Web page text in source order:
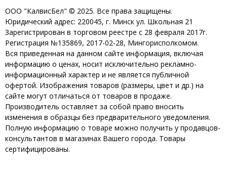
ООО "КалвисБел" © 2025. Все права защищены.
Юридический адрес: 220045, г. Минск ул. Школьная 21
Зарегистрирован в торговом реестре с 28 февраля 2017г.
Регистрация №135869, 2017-02-28, Мингорисполкомом.
Вся приведенная на данном сайте информация, включая
информацию о ценах, носит исключительно рекламно-
информационный характер и не является публичной
офертой. Изображения товаров (размеры, цвет и др.) на
сайте могут отличаться от товаров в продаже.
Производитель оставляет за собой право вносить
изменения в образцы без предварительного уведомления.
Полную информацию о товаре можно получить у продавцов-
консультантов в магазинах Вашего города. Товары
сертифицированы.